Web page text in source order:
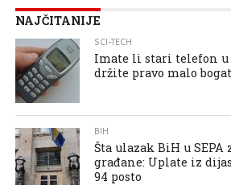
NAJČITANIJE
SCI-TECH
Imate li stari telefon u
držite pravo malo
BIH
Šta ulazak BiH u SEPA
građane: Uplate iz
94 posto